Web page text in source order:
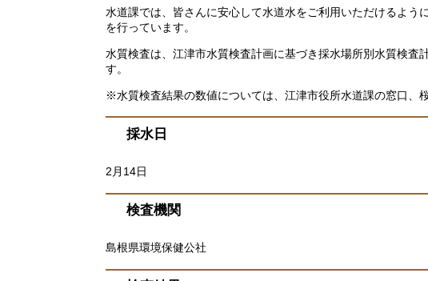
水道課では、皆さんに安心して水道水をご利用いただけるよう
を行っています。
水質検査は、江津市水質検査計画に基づき採水場所別水質検査
す。
※水質検査結果の数値については、江津市役所水道課の窓口、
採水日
2月14日
検査機関
島根県環境保健公社